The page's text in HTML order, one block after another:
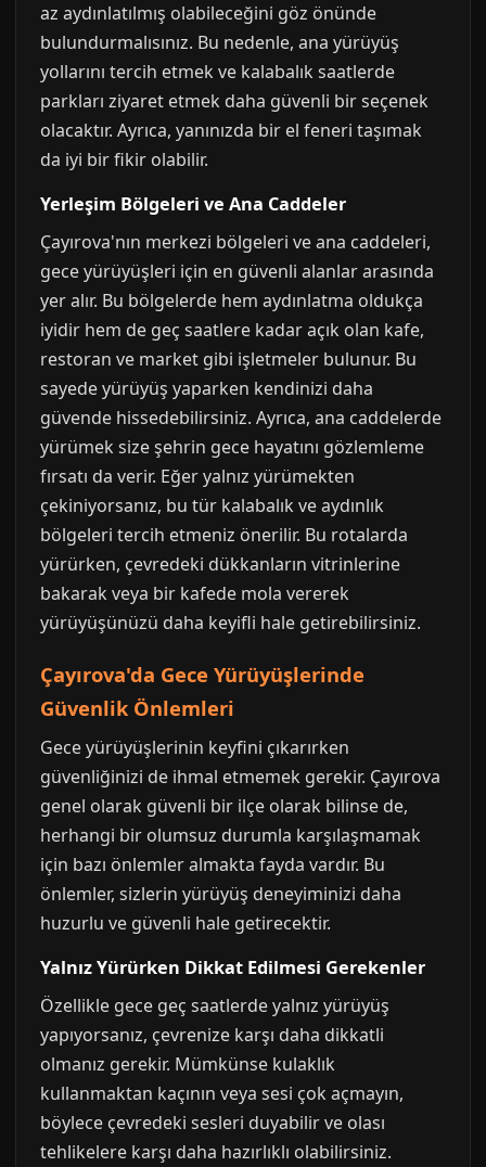
az aydınlatılmış olabileceğini göz önünde
bulundurmalısınız. Bu nedenle, ana yürüyüş
yollarını tercih etmek ve kalabalık saatlerde
parkları ziyaret etmek daha güvenli bir seçenek
olacaktır. Ayrıca, yanınızda bir el feneri taşımak
da iyi bir fikir olabilir.
Yerleşim Bölgeleri ve Ana Caddeler
Çayırova'nın merkezi bölgeleri ve ana caddeleri,
gece yürüyüşleri için en güvenli alanlar arasında
yer alır. Bu bölgelerde hem aydınlatma oldukça
iyidir hem de geç saatlere kadar açık olan kafe,
restoran ve market gibi işletmeler bulunur. Bu
sayede yürüyüş yaparken kendinizi daha
güvende hissedebilirsiniz. Ayrıca, ana caddelerde
yürümek size şehrin gece hayatını gözlemleme
fırsatı da verir. Eğer yalnız yürümekten
çekiniyorsanız, bu tür kalabalık ve aydınlık
bölgeleri tercih etmeniz önerilir. Bu rotalarda
yürürken, çevredeki dükkanların vitrinlerine
bakarak veya bir kafede mola vererek
yürüyüşünüzü daha keyifli hale getirebilirsiniz.
Çayırova'da Gece Yürüyüşlerinde
Güvenlik Önlemleri
Gece yürüyüşlerinin keyfini çıkarırken
güvenliğinizi de ihmal etmemek gerekir. Çayırova
genel olarak güvenli bir ilçe olarak bilinse de,
herhangi bir olumsuz durumla karşılaşmamak
için bazı önlemler almakta fayda vardır. Bu
önlemler, sizlerin yürüyüş deneyiminizi daha
huzurlu ve güvenli hale getirecektir.
Yalnız Yürürken Dikkat Edilmesi Gerekenler
Özellikle gece geç saatlerde yalnız yürüyüş
yapıyorsanız, çevrenize karşı daha dikkatli
olmanız gerekir. Mümkünse kulaklık
kullanmaktan kaçının veya sesi çok açmayın,
böylece çevredeki sesleri duyabilir ve olası
tehlikelere karşı daha hazırlıklı olabilirsiniz.